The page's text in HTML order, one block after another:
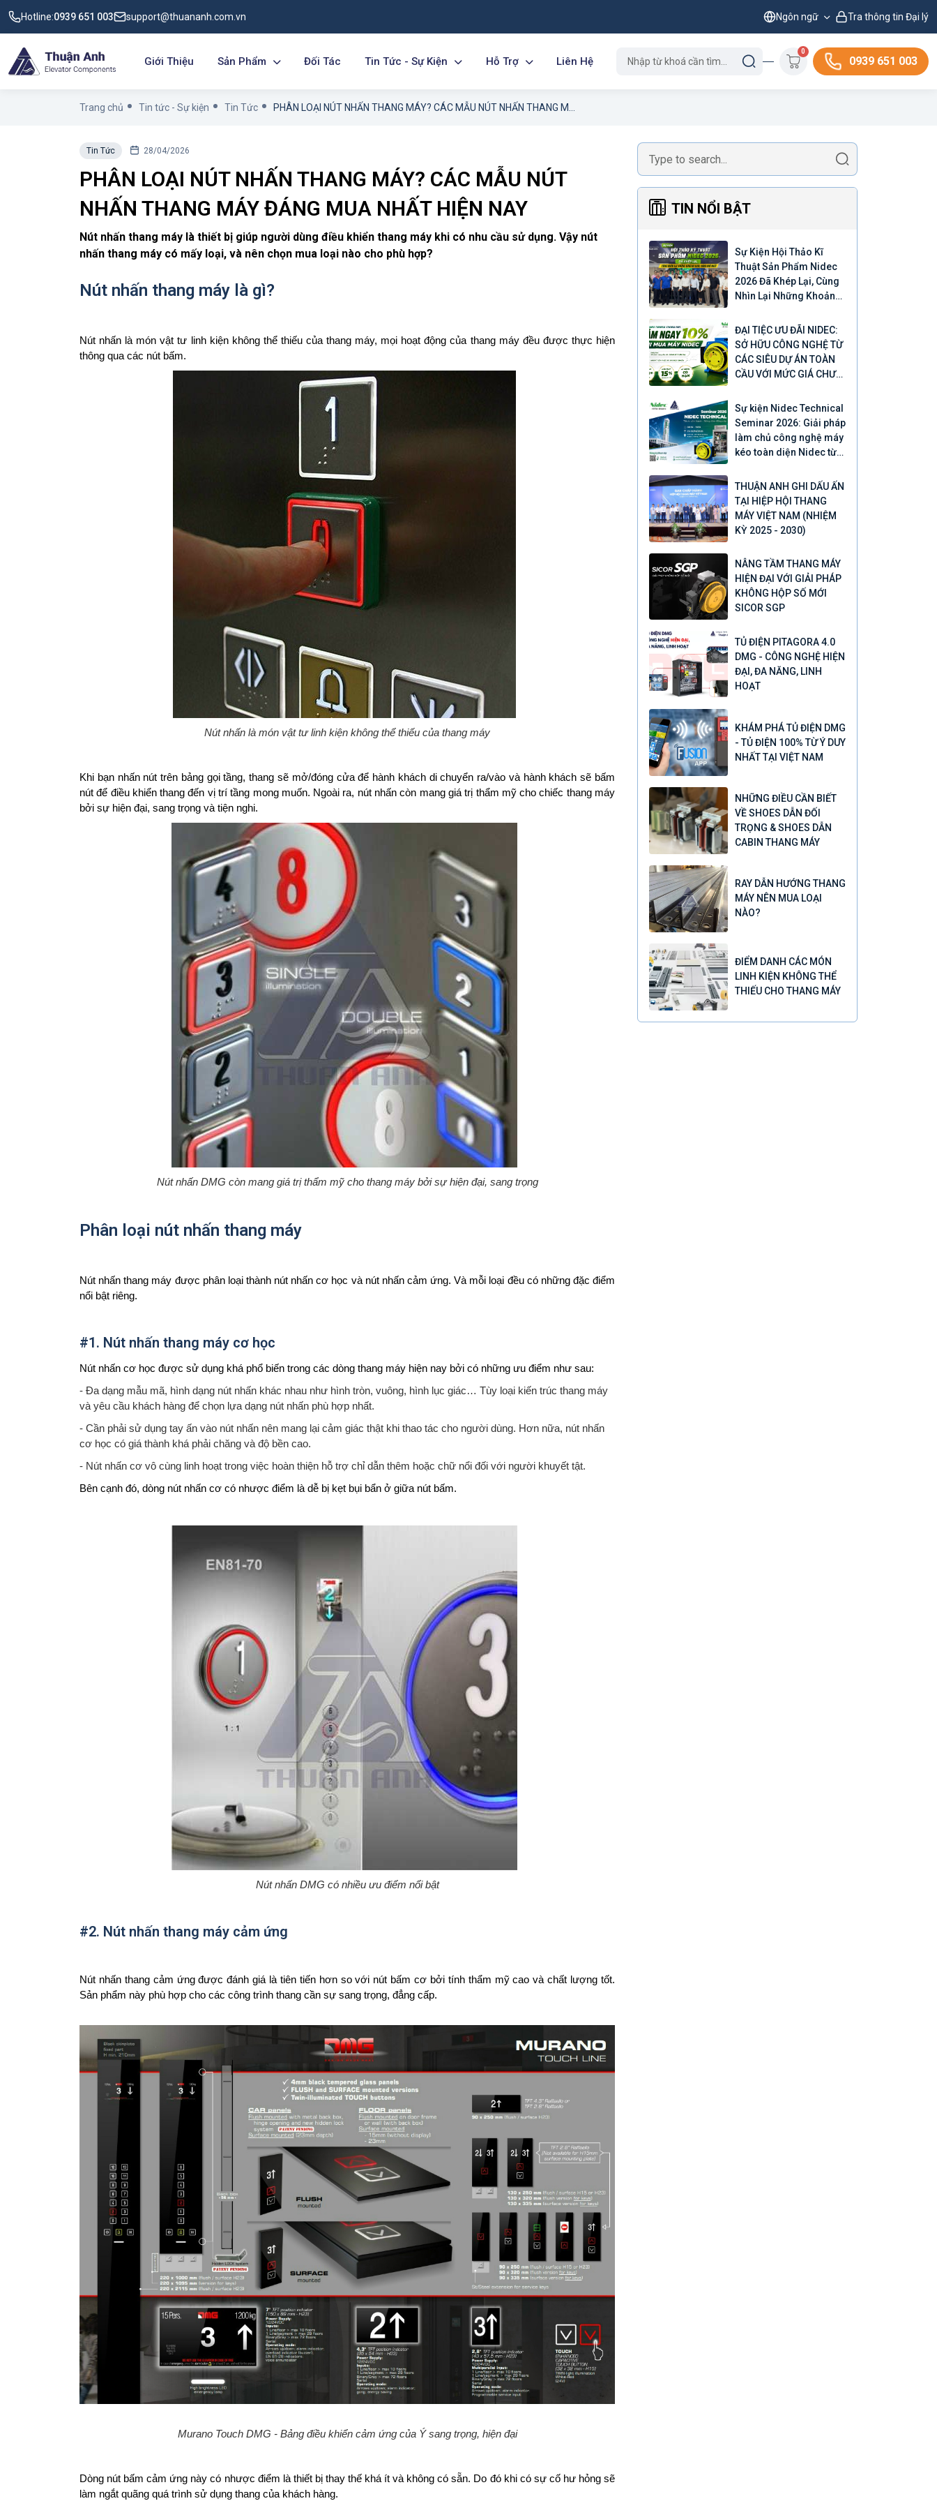
Hotline:0939 651 003 support@thuananh.com.vn Ngôn ngữ Tra thông tin Đại lý
Giới Thiệu Sản Phẩm Đối Tác Tin Tức - Sự Kiện Hỗ Trợ Liên Hệ
0
0939 651 003
Trang chủ Tin tức - Sự kiện Tin Tức
Tin Tức 28/04/2026
PHÂN LOẠI NÚT NHẤN THANG MÁY? CÁC MẪU NÚT
NHẤN THANG MÁY ĐÁNG MUA NHẤT HIỆN NAY
Nút nhấn thang máy là thiết bị giúp người dùng điều khiển thang máy khi có nhu cầu sử dụng. Vậy nút
nhấn thang máy có mấy loại, và nên chọn mua loại nào cho phù hợp?
Nút nhấn thang máy là gì?
Nút nhấn là món vật tư linh kiện không thể thiếu của thang máy, mọi hoạt động của thang máy đều được thực hiện
thông qua các nút bấm.
Nút nhấn là món vật tư linh kiện không thể thiếu của thang máy
Khi bạn nhấn nút trên bảng gọi tầng, thang sẽ mở/đóng cửa để hành khách di chuyển ra/vào và hành khách sẽ bấm
nút để điều khiển thang đến vị trí tầng mong muốn. Ngoài ra, nút nhấn còn mang giá trị thẩm mỹ cho chiếc thang máy
bởi sự hiện đại, sang trọng và tiện nghi.
Nút nhấn DMG còn mang giá trị thẩm mỹ cho thang máy bởi sự hiện đại, sang trọng
Phân loại nút nhấn thang máy
Nút nhấn thang máy được phân loại thành nút nhấn cơ học và nút nhấn cảm ứng. Và mỗi loại đều có những đặc điểm
nổi bật riêng.
#1. Nút nhấn thang máy cơ học
Nút nhấn cơ học được sử dụng khá phổ biến trong các dòng thang máy hiện nay bởi có những ưu điểm như sau:
- Đa dạng mẫu mã, hình dạng nút nhấn khác nhau như hình tròn, vuông, hình lục giác… Tùy loại kiến trúc thang máy
và yêu cầu khách hàng để chọn lựa dạng nút nhấn phù hợp nhất.
- Cần phải sử dụng tay ấn vào nút nhấn nên mang lại cảm giác thật khi thao tác cho người dùng. Hơn nữa, nút nhấn
cơ học có giá thành khá phải chăng và độ bền cao.
- Nút nhấn cơ vô cùng linh hoạt trong việc hoàn thiện hỗ trợ chỉ dẫn thêm hoặc chữ nổi đối với người khuyết tật.
Bên cạnh đó, dòng nút nhấn cơ có nhược điểm là dễ bị kẹt bụi bẩn ở giữa nút bấm.
Nút nhấn DMG có nhiều ưu điểm nổi bật
#2. Nút nhấn thang máy cảm ứng
Nút nhấn thang cảm ứng được đánh giá là tiên tiến hơn so với nút bấm cơ bởi tính thẩm mỹ cao và chất lượng tốt.
Sản phẩm này phù hợp cho các công trình thang cần sự sang trọng, đẳng cấp.
Murano Touch DMG - Bảng điều khiển cảm ứng của Ý sang trọng, hiện đại
Dòng nút bấm cảm ứng này có nhược điểm là thiết bị thay thế khá ít và không có sẵn. Do đó khi có sự cố hư hỏng sẽ
làm ngắt quãng quá trình sử dụng thang của khách hàng.
TIN NỔI BẬT
Sự Kiện Hội Thảo Kĩ
Thuật Sản Phẩm Nidec
2026 Đã Khép Lại, Cùng
Nhìn Lại Những Khoảnh
ĐẠI TIỆC ƯU ĐÃI NIDEC:
SỞ HỮU CÔNG NGHỆ TỪ
CÁC SIÊU DỰ ÁN TOÀN
CẦU VỚI MỨC GIÁ CHƯA
Sự kiện Nidec Technical
Seminar 2026: Giải pháp
làm chủ công nghệ máy
kéo toàn diện Nidec từ
THUẬN ANH GHI DẤU ẤN
TẠI HIỆP HỘI THANG
MÁY VIỆT NAM (NHIỆM
KỲ 2025 - 2030)
NÂNG TẦM THANG MÁY
HIỆN ĐẠI VỚI GIẢI PHÁP
KHÔNG HỘP SỐ MỚI
SICOR SGP
TỦ ĐIỆN PITAGORA 4.0
DMG - CÔNG NGHỆ HIỆN
ĐẠI, ĐA NĂNG, LINH
HOẠT
KHÁM PHÁ TỦ ĐIỆN DMG
- TỦ ĐIỆN 100% TỪ Ý DUY
NHẤT TẠI VIỆT NAM
NHỮNG ĐIỀU CẦN BIẾT
VỀ SHOES DẪN ĐỐI
TRỌNG & SHOES DẪN
CABIN THANG MÁY
RAY DẪN HƯỚNG THANG
MÁY NÊN MUA LOẠI
NÀO?
ĐIỂM DANH CÁC MÓN
LINH KIỆN KHÔNG THỂ
THIẾU CHO THANG MÁY